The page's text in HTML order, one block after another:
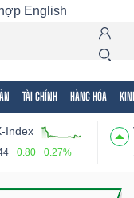
English
TÀI CHÍNH HÀNG HÓA
Index
0.80 0.27%
chứng khoán